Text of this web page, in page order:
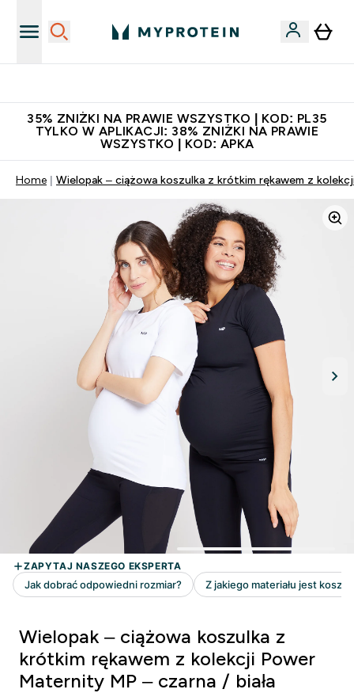
35% ZNIŻKI NA PRAWIE WSZYSTKO | KOD: PL35
TYLKO W APLIKACJI: 38% ZNIŻKI NA PRAWIE
WSZYSTKO | KOD: APKA
Home Wielopak – ciążowa koszulka z krótkim rękawem z
Wielopak – ciążowa koszulka z
krótkim rękawem z kolekcji Power
Maternity MP – czarna / biała